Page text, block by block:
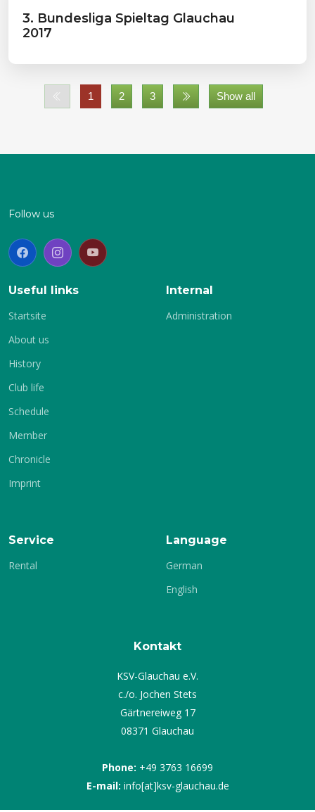
3. Bundesliga Spieltag Glauchau
2017
1 2 3 Show all
Follow us
Useful links
Startsite
About us
History
Club life
Schedule
Member
Chronicle
Imprint
Internal
Administration
Service
Rental
Language
German
English
Kontakt
KSV-Glauchau e.V.
c./o. Jochen Stets
Gärtnereiweg 17
08371 Glauchau
Phone: +49 3763 16699
E-mail: info[at]ksv-glauchau.de